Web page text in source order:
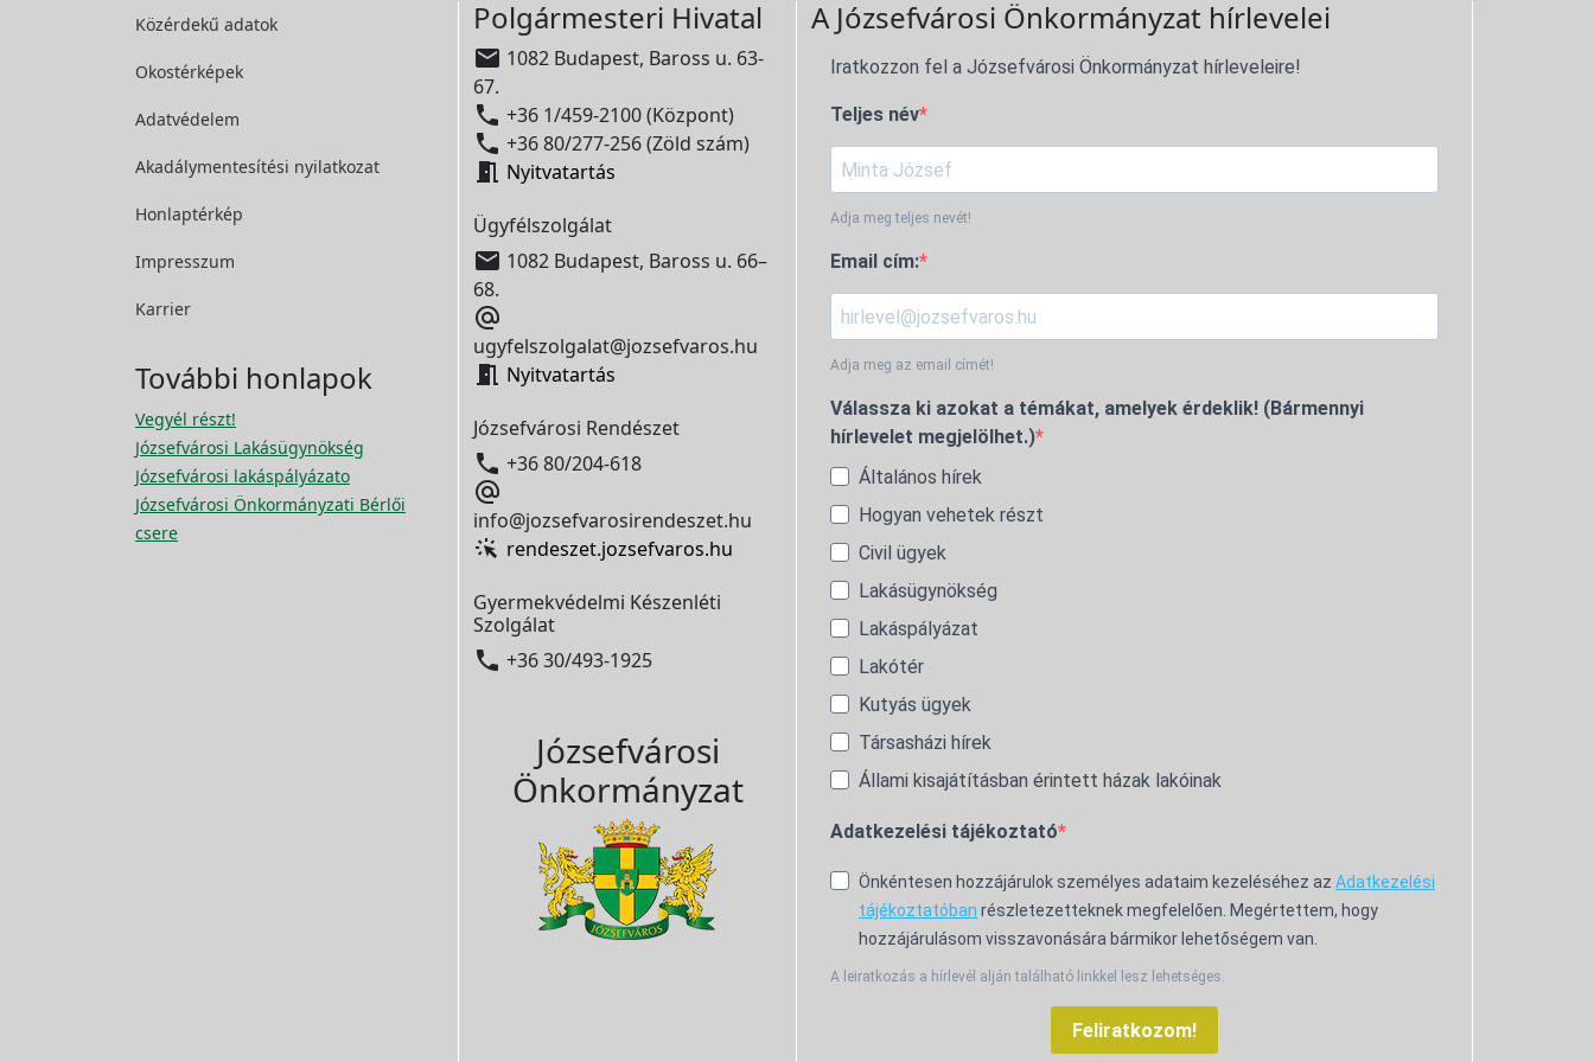
Közérdekű adatok
Okostérképek
Adatvédelem
Akadálymentesítési nyilatkozat
Honlaptérkép
Impresszum
Karrier
További honlapok
Vegyél részt!
Józsefvárosi Lakásügynökség
Józsefvárosi lakáspályázato
Józsefvárosi Önkormányzati Bérlői
csere
Polgármesteri Hivatal
 1082 Budapest, Baross u. 63-
67.
 +36 1/459-2100 (Központ)
 +36 80/277-256 (Zöld szám)
 Nyitvatartás
Ügyfélszolgálat
 1082 Budapest, Baross u. 66–
68.

ugyfelszolgalat@jozsefvaros.hu
 Nyitvatartás
Józsefvárosi Rendészet
 +36 80/204-618

info@jozsefvarosirendeszet.hu
rendeszet.jozsefvaros.hu
Gyermekvédelmi Készenléti
Szolgálat
 +36 30/493-1925
Józsefvárosi
Önkormányzat
A Józsefvárosi Önkormányzat hírlevelei
Iratkozzon fel a Józsefvárosi Önkormányzat hírleveleire!
Teljes név
Adja meg teljes nevét!
Email cím:
Adja meg az email címét!
Válassza ki azokat a témákat, amelyek érdeklik! (Bármennyi
hírlevelet megjelölhet.)
Általános hírek
Hogyan vehetek részt
Civil ügyek
Lakásügynökség
Lakáspályázat
Lakótér
Kutyás ügyek
Társasházi hírek
Állami kisajátításban érintett házak lakóinak
Adatkezelési tájékoztató
Önkéntesen hozzájárulok személyes adataim kezeléséhez az Adatkezelési
tájékoztatóban részletezetteknek megfelelően. Megértettem, hogy
hozzájárulásom visszavonására bármikor lehetőségem van.
A leiratkozás a hírlevél alján található linkkel lesz lehetséges.
Feliratkozom!